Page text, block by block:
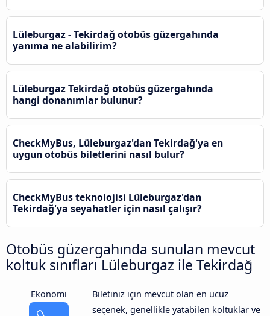
Lüleburgaz - Tekirdağ otobüs güzergahında
yanıma ne alabilirim?
Lüleburgaz Tekirdağ otobüs güzergahında
hangi donanımlar bulunur?
CheckMyBus, Lüleburgaz'dan Tekirdağ'ya en
uygun otobüs biletlerini nasıl bulur?
CheckMyBus teknolojisi Lüleburgaz'dan
Tekirdağ'ya seyahatler için nasıl çalışır?
Otobüs güzergahında sunulan mevcut
koltuk sınıfları Lüleburgaz ile Tekirdağ
Ekonomi
Biletiniz için mevcut olan en ucuz
seçenek, genellikle yatabilen koltuklar ve